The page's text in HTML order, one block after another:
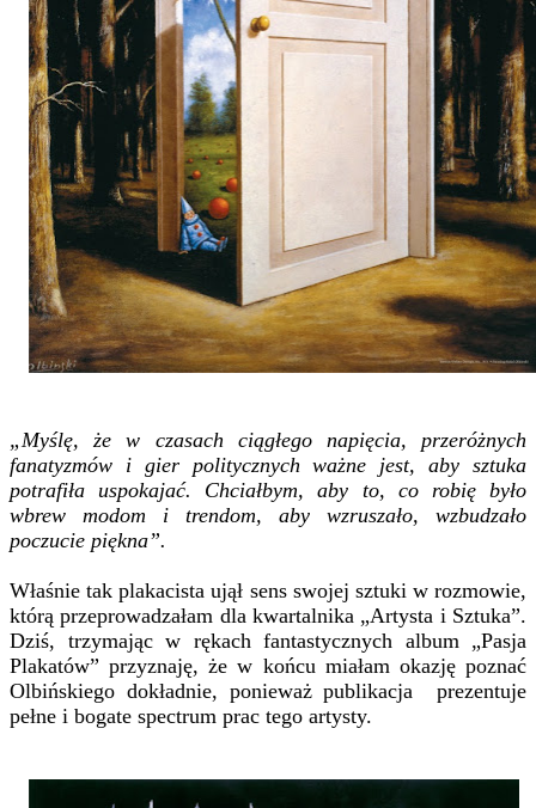
„Myślę, że w czasach ciągłego napięcia, przeróżnych
fanatyzmów i gier politycznych ważne jest, aby sztuka
potrafiła uspokajać. Chciałbym, aby to, co robię było
wbrew modom i trendom, aby wzruszało, wzbudzało
poczucie piękna”.
Właśnie tak plakacista ujął sens swojej sztuki w rozmowie,
którą przeprowadzałam dla kwartalnika „Artysta i Sztuka”.
Dziś, trzymając w rękach fantastycznych album „Pasja
Plakatów” przyznaję, że w końcu miałam okazję poznać
Olbińskiego dokładnie, ponieważ publikacja prezentuje
pełne i bogate spectrum prac tego artysty.